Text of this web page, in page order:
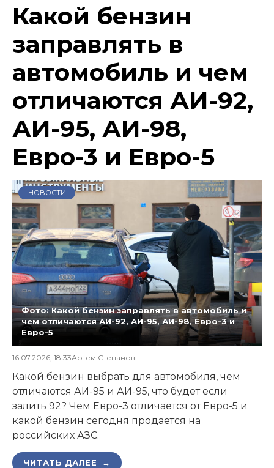
Какой бензин
заправлять в
автомобиль и чем
отличаются АИ-92,
АИ-95, АИ-98,
Евро-3 и Евро-5
НОВОСТИ
Фото: Какой бензин заправлять в автомобиль и
чем отличаются АИ-92, АИ-95, АИ-98, Евро-3 и
Евро-5
16.07.2026, 18:33Артем Степанов
Какой бензин выбрать для автомобиля, чем
отличаются АИ-95 и АИ-95, что будет если
залить 92? Чем Евро-3 отличается от Евро-5 и
какой бензин сегодня продается на
российских АЗС.
ЧИТАТЬ ДАЛЕЕ →